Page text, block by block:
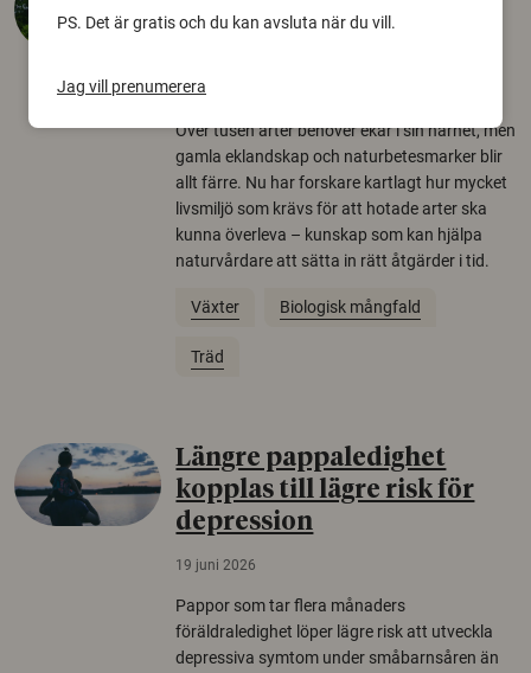
krävs för att rädda hotade
22 juni 2026
Över tusen arter behöver ekar i sin närhet, men
gamla eklandskap och naturbetesmarker blir
allt färre. Nu har forskare kartlagt hur mycket
livsmiljö som krävs för att hotade arter ska
kunna överleva – kunskap som kan hjälpa
naturvårdare att sätta in rätt åtgärder i tid.
Växter Biologisk mångfald
Träd
Längre pappaledighet
kopplas till lägre risk för
depression
19 juni 2026
Pappor som tar flera månaders
föräldraledighet löper lägre risk att utveckla
depressiva symtom under småbarnsåren än
PS. Det är gratis och du kan avsluta när du vill.
Jag vill prenumerera